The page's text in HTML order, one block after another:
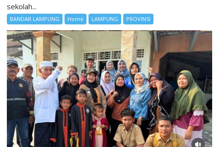
sekolah...
BANDAR LAMPUNG Home LAMPUNG PROVINSI